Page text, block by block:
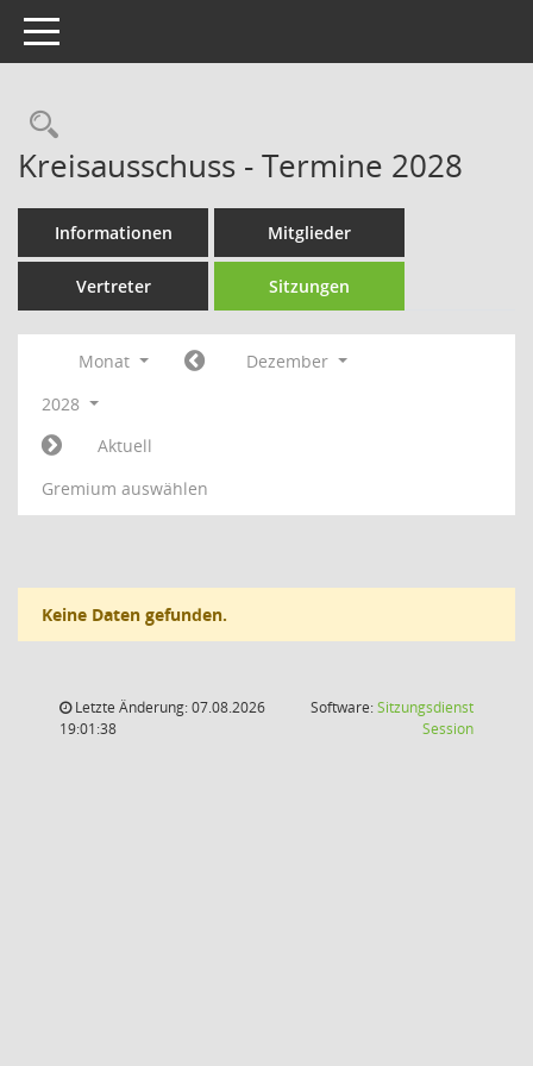
Toggle navigation
Rechercheauswahl
Kreisausschuss - Termine 2028
Informationen Mitglieder
Vertreter Sitzungen
Monat
Dezember
2028
Aktuell
Gremium auswählen
Keine Daten gefunden.
Letzte Änderung: 07.08.2026
19:01:38
Software:Sitzungsdienst
Session(Wird in